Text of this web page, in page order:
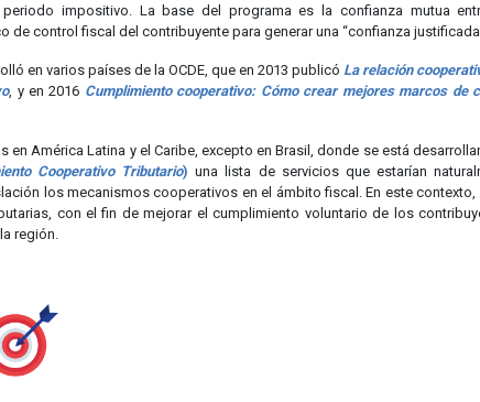
impositivo. La base del programa es la confianza mutua
de control fiscal del contribuyente para generar una “confianza
en varios países de la OCDE, que en 2013 publicó La relación
, y en 2016 Cumplimiento cooperativo: Cómo crear mejores marcos de
América Latina y el Caribe, excepto en Brasil, donde se está
Cooperativo Tributario)una lista de servicios que estarían
los mecanismos cooperativos en el ámbito fiscal. En este contexto,
con el fin de mejorar el cumplimiento voluntario de los
región.